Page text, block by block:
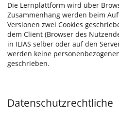
Die Lernplattform wird über
Zusammenhang werden beim
Versionen zwei Cookies
dem Client (Browser des
in ILIAS selber oder auf den
werden keine
geschrieben.
Datenschutzrechtliche